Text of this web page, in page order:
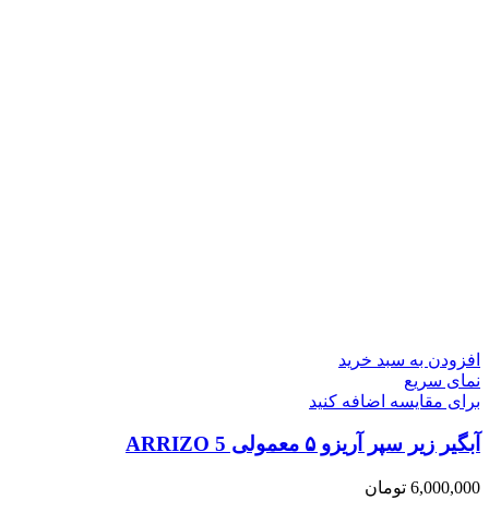
افزودن به سبد خرید
نمای سریع
برای مقایسه اضافه کنید
آبگیر زیر سپر آریزو ۵ معمولی ARRIZO 5
6,000,000 تومان